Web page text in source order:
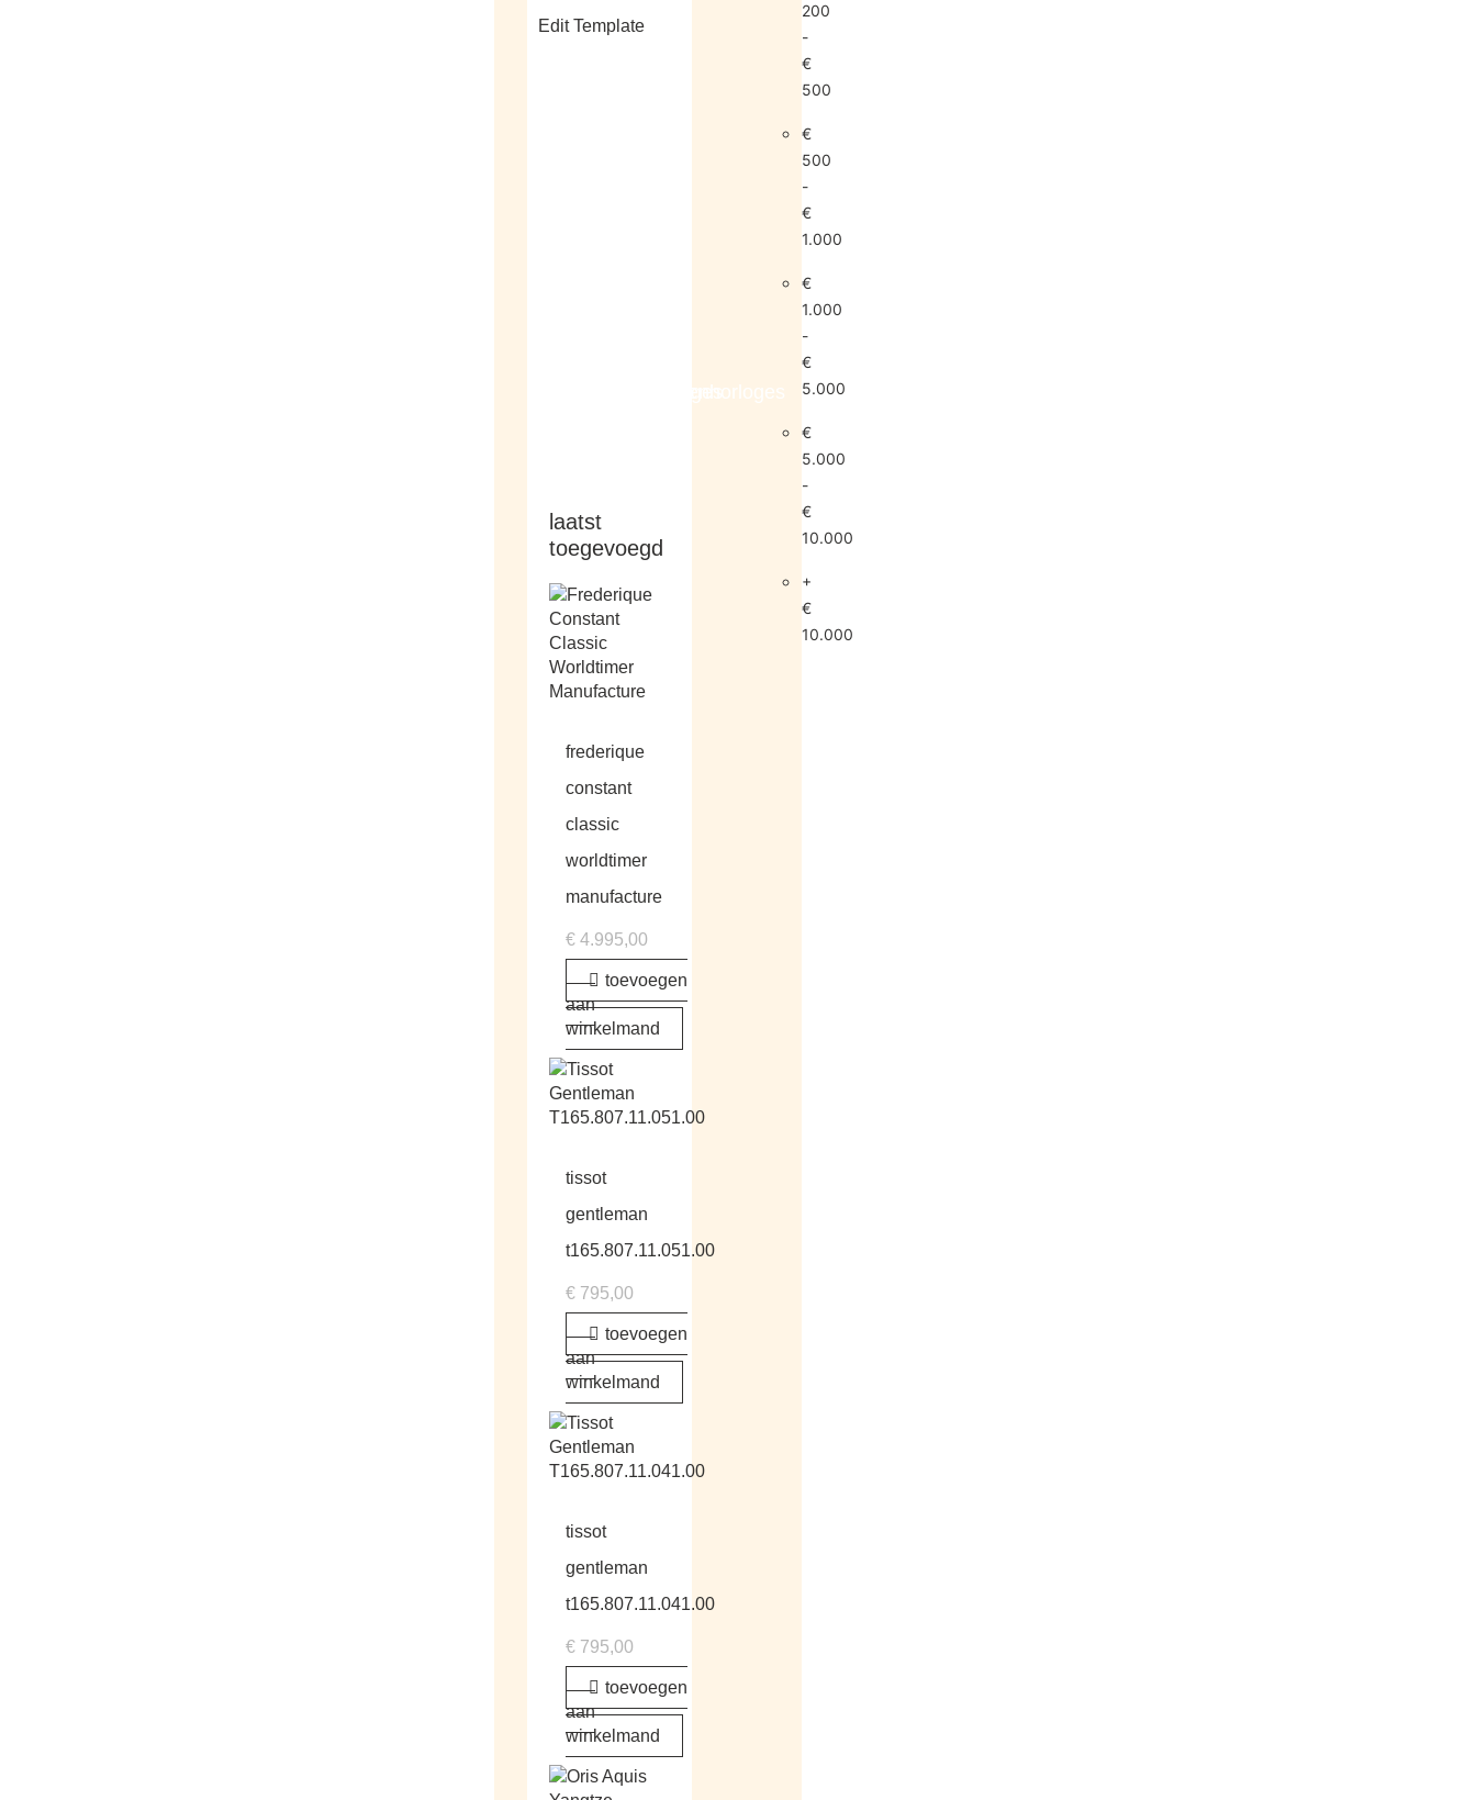
Edit Template
dameshorlogesherenhorloges
laatst
toegevoegd
frederique
constant
classic
worldtimer
manufacture
€ 4.995,00
toevoegen
aan
winkelmand
tissot
gentleman
t165.807.11.051.00
€ 795,00
toevoegen
aan
winkelmand
tissot
gentleman
t165.807.11.041.00
€ 795,00
toevoegen
aan
winkelmand
200
-
€
500
€
500
-
€
1.000
€
1.000
-
€
5.000
€
5.000
-
€
10.000
+
€
10.000